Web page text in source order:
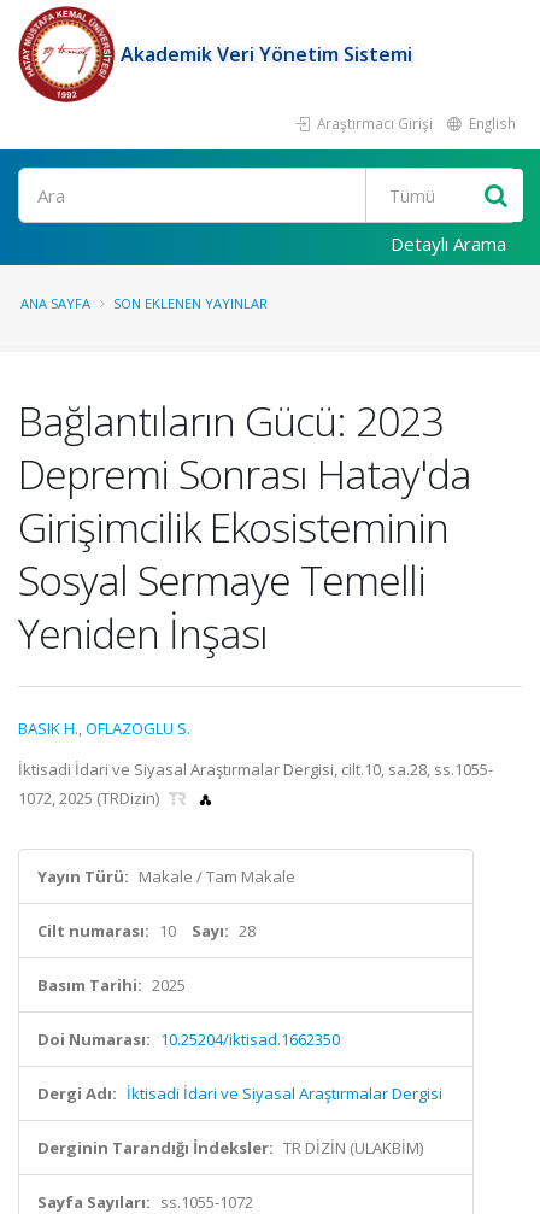
Akademik Veri Yönetim Sistemi
Araştırmacı Girişi English
Ara
Detaylı Arama
ANA SAYFA SON EKLENEN YAYINLAR
Bağlantıların Gücü: 2023
Depremi Sonrası Hatay'da
Girişimcilik Ekosisteminin
Sosyal Sermaye Temelli
Yeniden İnşası
BASIK H.,OFLAZOGLU S.
İktisadi İdari ve Siyasal Araştırmalar Dergisi, cilt.10, sa.28, ss.1055-
1072, 2025 (TRDizin)
Yayın Türü: Makale / Tam Makale
Cilt numarası: 10 Sayı: 28
Basım Tarihi: 2025
Doi Numarası: 10.25204/iktisad.1662350
Dergi Adı: İktisadi İdari ve Siyasal Araştırmalar Dergisi
Derginin Tarandığı İndeksler: TR DİZİN (ULAKBİM)
Sayfa Sayıları: ss.1055-1072